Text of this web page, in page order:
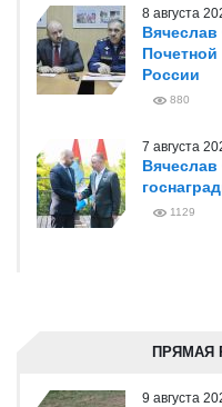
8 августа
России
880
7 августа
1129
ПРЯМАЯ
9 августа